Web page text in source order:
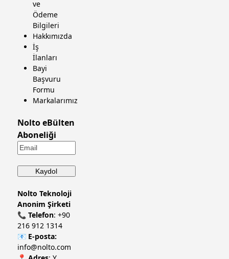
ve
Ödeme
Bilgileri
Hakkımızda
İş
İlanları
Bayi
Başvuru
Formu
Markalarımız
Nolto eBülten
Aboneliği
Nolto Teknoloji
Anonim Şirketi
📞 Telefon: +90
216 912 1314
📧 E-posta:
info@nolto.com